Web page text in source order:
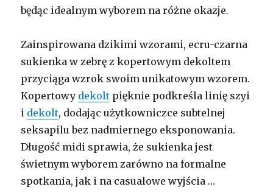
będąc idealnym wyborem na różne okazje.
Zainspirowana dzikimi wzorami, ecru-czarna
sukienka w zebrę z kopertowym dekoltem
przyciąga wzrok swoim unikatowym wzorem.
Kopertowy dekolt pięknie podkreśla linię szyi
i dekolt, dodając użytkowniczce subtelnej
seksapilu bez nadmiernego eksponowania.
Długość midi sprawia, że sukienka jest
świetnym wyborem zarówno na formalne
spotkania, jak i na casualowe wyjścia …